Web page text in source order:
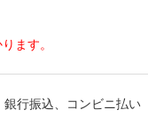
ます。
行振込、コンビニ払い